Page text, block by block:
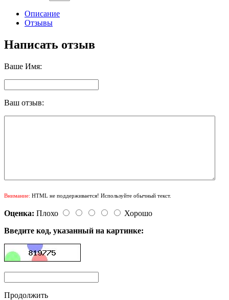
Описание
Отзывы
Написать отзыв
Ваше Имя:
Ваш отзыв:
Внимание: HTML не поддерживается! Используйте обычный текст.
Оценка: Плохо
Хорошо
Введите код, указанный на картинке:
Продолжить